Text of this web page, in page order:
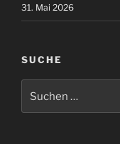
31. Mai 2026
SUCHE
nach: